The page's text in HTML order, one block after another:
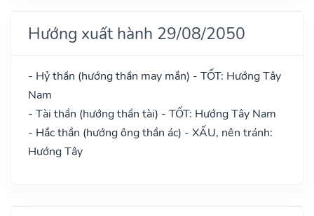
Hướng xuất hành 29/08/2050
- Hỷ thần (hướng thần may mắn) - TỐT: Hướng Tây
Nam
- Tài thần (hướng thần tài) - TỐT: Hướng Tây Nam
- Hắc thần (hướng ông thần ác) - XẤU, nên tránh:
Hướng Tây